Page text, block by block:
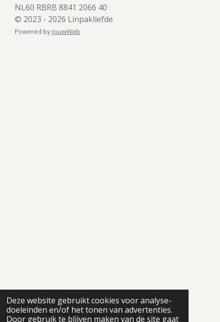
Deze website gebruikt cookies voor analyse-
doeleinden en/of het tonen van advertenties.
Door gebruik te blijven maken van de site gaat
NL60 RBRB 8841 2066 40
© 2023 - 2026 Linpakliefde
Powered by JouwWeb